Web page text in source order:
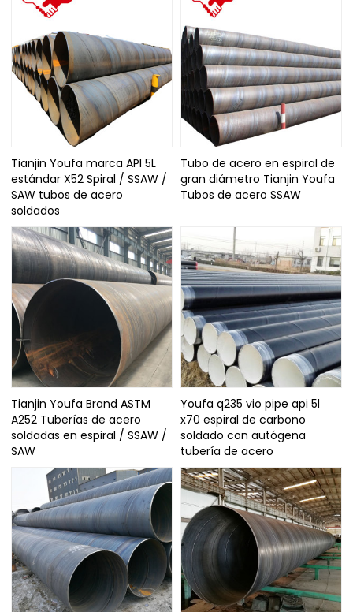
Tianjin Youfa marca API 5L
estándar X52 Spiral / SSAW /
SAW tubos de acero
soldados
Tubo de acero en espiral de
gran diámetro Tianjin Youfa
Tubos de acero SSAW
Tianjin Youfa Brand ASTM
A252 Tuberías de acero
soldadas en espiral / SSAW /
SAW
Youfa q235 vio pipe api 5l
x70 espiral de carbono
soldado con autógena
tubería de acero